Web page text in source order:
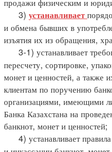
3) устанавливает
и обмена бывших в
изъятия их из обращения,
3-1) устанавливает
пересчету, сортировке,
монет и ценностей, а также
клиентам по поручению
организациями, имеющими
Банка Казахстана на
банкнот, монет и ценностей;
4) устанавливает правила